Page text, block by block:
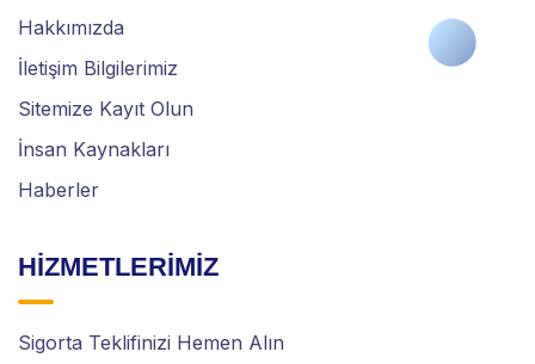
Hakkımızda
İletişim Bilgilerimiz
Sitemize Kayıt Olun
İnsan Kaynakları
Haberler
HİZMETLERİMİZ
Sigorta Teklifinizi Hemen Alın